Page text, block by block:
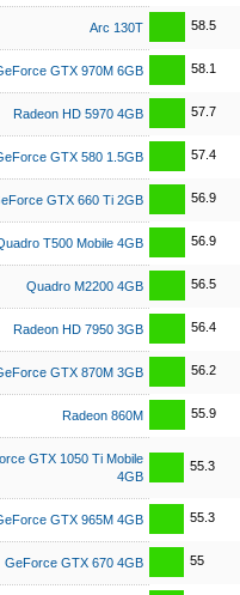
Arc 130T 58.5
GTX 970M 6GB 58.1
Radeon HD 5970 4GB 57.7
GTX 580 1.5GB 57.4
GTX 660 Ti 2GB 56.9
T500 Mobile 4GB 56.9
Quadro M2200 4GB 56.5
Radeon HD 7950 3GB 56.4
GTX 870M 3GB 56.2
Radeon 860M 55.9
GTX 1050 Ti Mobile
4GB
55.3
GTX 965M 4GB 55.3
GeForce GTX 670 4GB 55